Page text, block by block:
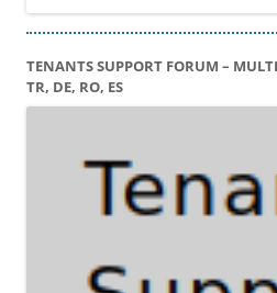
TENANTS SUPPORT FORUM –
TR, DE, RO, ES